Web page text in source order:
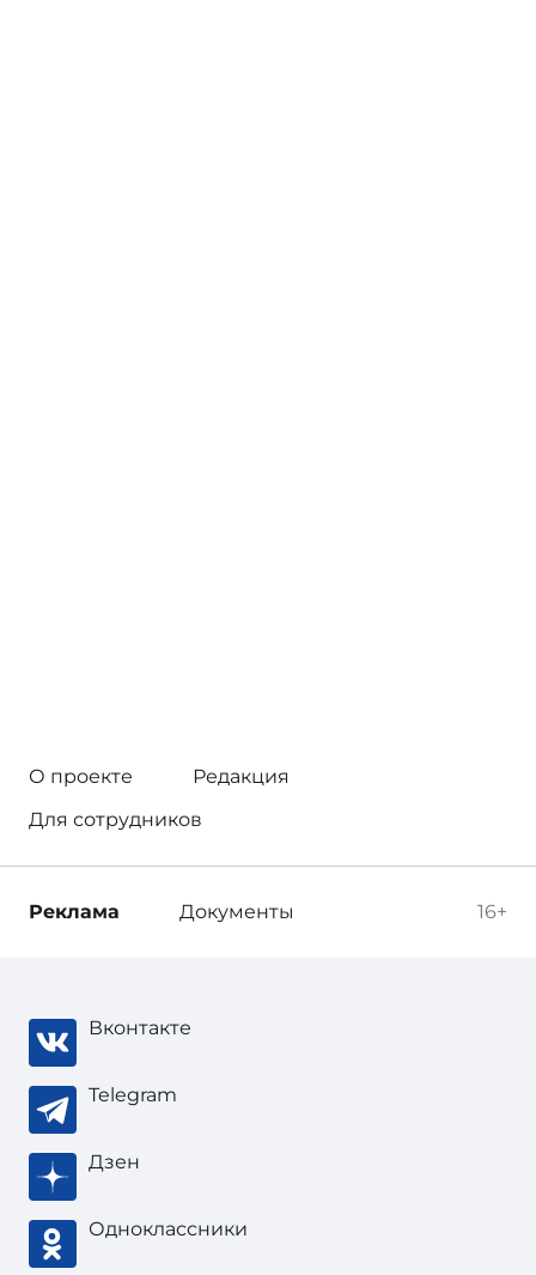
О проекте
Редакция
Для сотрудников
16+
Реклама Документы
Вконтакте
Telegram
Дзен
Одноклассники